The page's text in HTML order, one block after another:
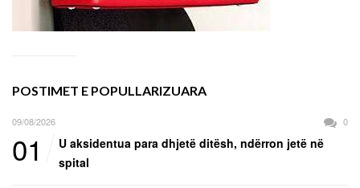
POSTIMET E POPULLARIZUARA
09/08/2026 0
01
U aksidentua para dhjetë ditësh, ndërron jetë në
spital